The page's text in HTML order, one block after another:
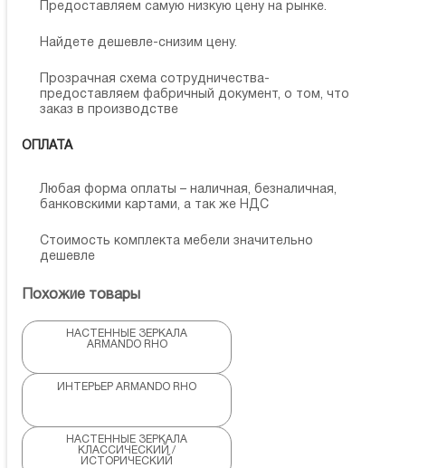
Предоставляем самую низкую цену на рынке.
Найдете дешевле-снизим цену.
Прозрачная схема сотрудничества-
предоставляем фабричный документ, о том, что
заказ в производстве
ОПЛАТА
Любая форма оплаты – наличная, безналичная,
банковскими картами, а так же НДС
Стоимость комплекта мебели значительно
дешевле
Похожие товары
НАСТЕННЫЕ ЗЕРКАЛА
ARMANDO RHO
ИНТЕРЬЕР ARMANDO RHO
НАСТЕННЫЕ ЗЕРКАЛА
КЛАССИЧЕСКИЙ /
ИСТОРИЧЕСКИЙ